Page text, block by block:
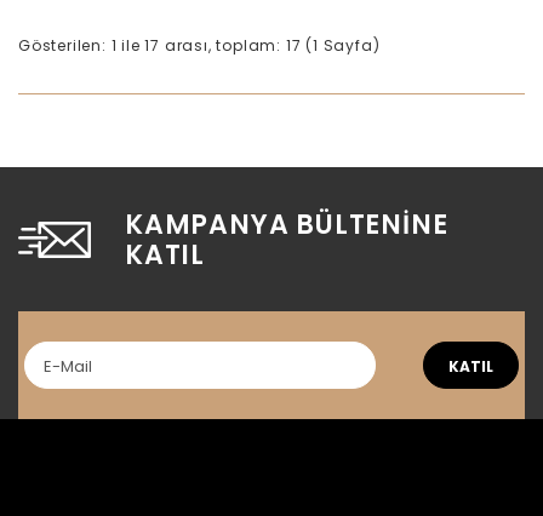
Gösterilen: 1 ile 17 arası, toplam: 17 (1 Sayfa)
KAMPANYA BÜLTENINE
KATIL
KATIL